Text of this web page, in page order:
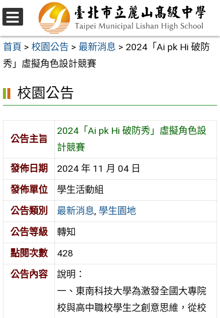
跳
至
主
要
容
區
選
單
首頁 > 校園公告 > 最新消息 > 2024「Ai pk Hi 破防
秀」虛擬角色設計競賽
校園公告
公告主旨
2024「Ai pk Hi 破防秀」虛擬角色設
計競賽
發佈日期
2024 年 11 月 04 日
發佈單位
學生活動組
公告類別
最新消息, 學生園地
公告等級
轉知
點閱次數
428
公告內容
說明：
一、東南科技大學為激發全國大專院
校與高中職校學生之創意思維，從校